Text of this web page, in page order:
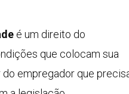
é um direito do
que colocam sua
empregador que